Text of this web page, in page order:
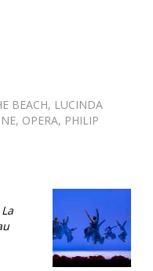
BEACH, LUCINDA
, OPERA, PHILIP